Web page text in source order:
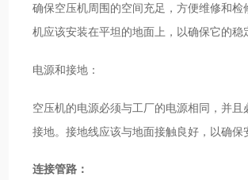
确保空压机周围的空间充足，方便维修和检
机应该安装在平坦的地面上，以确保它的稳
电源和接地：
空压机的电源必须与工厂的电源相同，并且
接地。接地线应该与地面接触良好，以确保
连接管路：